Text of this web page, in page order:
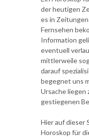
der heutigen
es in
Fernsehen
Information
eventuell
mittlerweile
darauf
begegnet uns
Ursache liegen
gestiegenen
Hier auf dieser
Horoskop für